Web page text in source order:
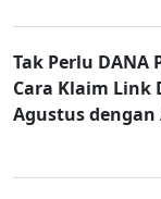
Tak Perlu DANA
Cara Klaim Link
Agustus dengan